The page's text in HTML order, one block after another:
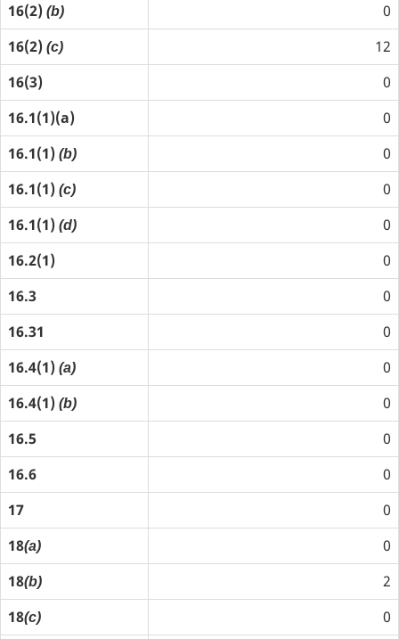
16(2) (b)
0
16(2) (c)
12
16(3)
0
16.1(1)(a)
0
16.1(1) (b)
0
16.1(1) (c)
0
16.1(1) (d)
0
16.2(1)
0
16.3
0
16.31
0
16.4(1) (a)
0
16.4(1) (b)
0
16.5
0
16.6
0
17
0
18(a)
0
18(b)
2
18(c) 0